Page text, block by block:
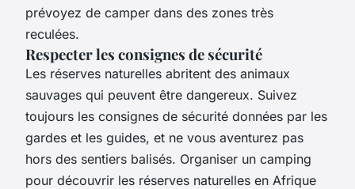
prévoyez de camper dans des zones très
reculées.
Respecter les consignes de sécurité
Les réserves naturelles abritent des animaux
sauvages qui peuvent être dangereux. Suivez
toujours les consignes de sécurité données par les
gardes et les guides, et ne vous aventurez pas
hors des sentiers balisés. Organiser un camping
pour découvrir les réserves naturelles en Afrique